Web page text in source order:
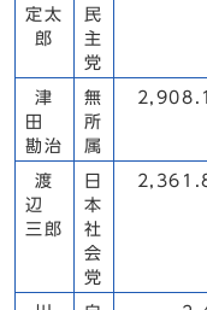
定太
郎
民
主
党
津
田
勘治
無
所
属
渡
辺
三郎
日
本
社
会
党